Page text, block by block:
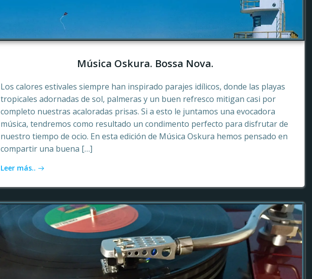
Música Oskura. Bossa Nova.
Los calores estivales siempre han inspirado parajes idílicos, donde las playas
tropicales adornadas de sol, palmeras y un buen refresco mitigan casi por
completo nuestras acaloradas prisas. Si a esto le juntamos una evocadora
música, tendremos como resultado un condimento perfecto para disfrutar de
nuestro tiempo de ocio. En esta edición de Música Oskura hemos pensado en
compartir una buena […]
Leer más..